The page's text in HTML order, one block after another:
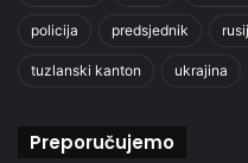
policija predsjednik
tuzlanski kanton ukrajina
Preporučujemo